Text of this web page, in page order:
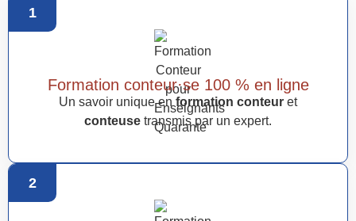
1
Formation conteur·se 100 % en ligne
Un savoir unique en formation conteur et
conteuse transmis par un expert.
2